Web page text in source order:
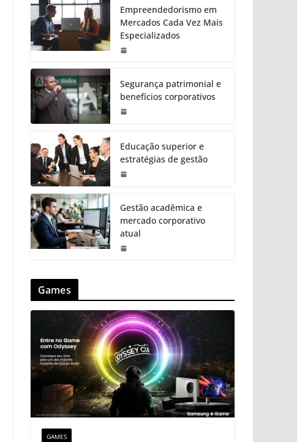
Empreendedorismo em
Mercados Cada Vez Mais
Especializados
Segurança patrimonial e
benefícios corporativos
Educação superior e
estratégias de gestão
Gestão acadêmica e
mercado corporativo
atual
Games
GAMES